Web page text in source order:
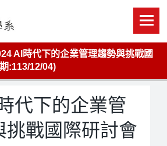
AI時代下的企業管理趨勢與挑戰國
:113/12/04)
代下的企業管
挑戰國際研討會